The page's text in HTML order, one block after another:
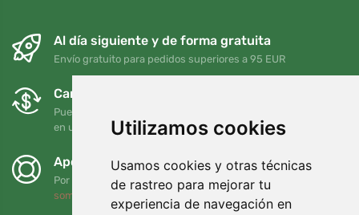
Utilizamos cookies
Usamos cookies y otras técnicas
de rastreo para mejorar tu
experiencia de navegación en
Al día siguiente y de forma gratuita
Envío gratuito para pedidos superiores a 95 EUR
Cambios y devoluciones gratuitos
Puede devolver o cambiar su pedido en cualquier momento
en un plazo de 90 días
Apoyamos a Trees.org
Por cada pedido plantamos un árbol. Leer más
somos